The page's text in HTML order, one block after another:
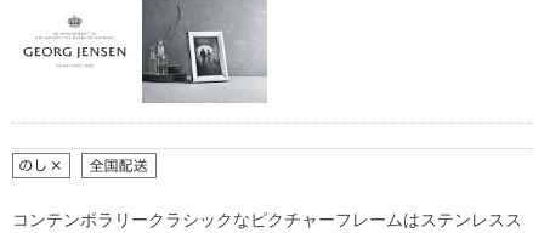
コンテンポラリークラシックなピクチャーフレームはステンレスス